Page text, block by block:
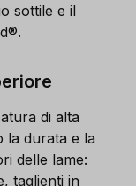
sottile e il
di alta
la durata e la
delle lame:
taglienti in